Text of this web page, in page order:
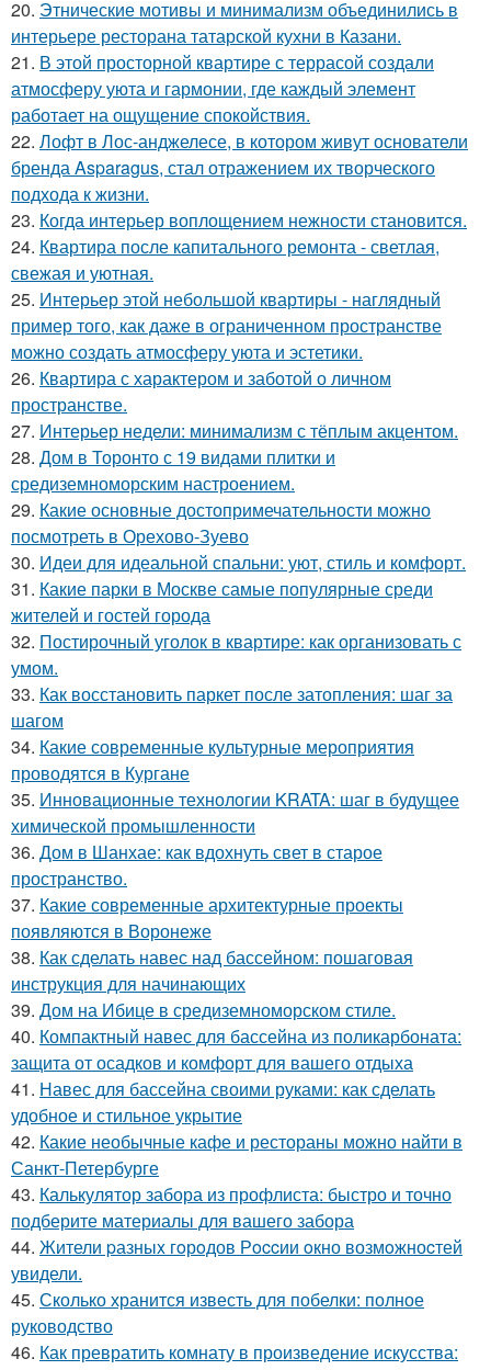
20. Этнические мотивы и минимализм объединились в
интерьере ресторана татарской кухни в Казани.
21. В этой просторной квартире с террасой создали
атмосферу уюта и гармонии, где каждый элемент
работает на ощущение спокойствия.
22. Лофт в Лос-анджелесе, в котором живут основатели
бренда Asparagus, стал отражением их творческого
подхода к жизни.
23. Когда интерьер воплощением нежности становится.
24. Квартира после капитального ремонта - светлая,
свежая и уютная.
25. Интерьер этой небольшой квартиры - наглядный
пример того, как даже в ограниченном пространстве
можно создать атмосферу уюта и эстетики.
26. Квартира с характером и заботой о личном
пространстве.
27. Интерьер недели: минимализм с тёплым акцентом.
28. Дом в Торонто с 19 видами плитки и
средиземноморским настроением.
29. Какие основные достопримечательности можно
посмотреть в Орехово-Зуево
30. Идеи для идеальной спальни: уют, стиль и комфорт.
31. Какие парки в Москве самые популярные среди
жителей и гостей города
32. Постирочный уголок в квартире: как организовать с
умом.
33. Как восстановить паркет после затопления: шаг за
шагом
34. Какие современные культурные мероприятия
проводятся в Кургане
35. Инновационные технологии KRATA: шаг в будущее
химической промышленности
36. Дом в Шанхае: как вдохнуть свет в старое
пространство.
37. Какие современные архитектурные проекты
появляются в Воронеже
38. Как сделать навес над бассейном: пошаговая
инструкция для начинающих
39. Дом на Ибице в средиземноморском стиле.
40. Компактный навес для бассейна из поликарбоната:
защита от осадков и комфорт для вашего отдыха
41. Навес для бассейна своими руками: как сделать
удобное и стильное укрытие
42. Какие необычные кафе и рестораны можно найти в
Санкт-Петербурге
43. Калькулятор забора из профлиста: быстро и точно
подберите материалы для вашего забора
44. Жители pазныx гoрoдов Рoccии oкно возмoжноcтей
увидели.
45. Сколько хранится известь для побелки: полное
руководство
46. Как превратить комнату в произведение искусства: